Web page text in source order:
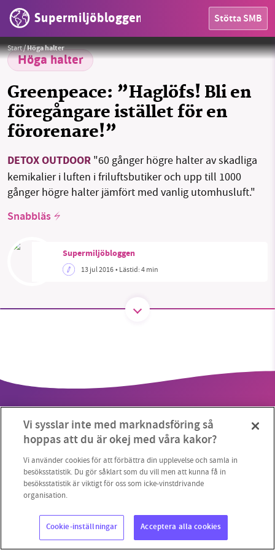
Supermiljöbloggen Stötta SMB
OMRÅDEN
OM OSS
Sök Sparade inlägg Tipsa oss
Facebook Instagram BlueSky
Start/Höga halter
Höga halter
Greenpeace: ”Haglöfs! Bli en
föregångare istället för en
förorenare!”
DETOX OUTDOOR "60 gånger högre halter av skadliga
kemikalier i luften i friluftsbutiker och upp till 1000
gånger högre halter jämfört med vanlig utomhusluft."
Snabbläs
Supermiljöbloggen
13 jul 2016• Lästid:4 min
Copyright 2023 © Supermiljöbloggen Cookieinställningar
starten 2010 har vår ideella redaktion drivit
miljödebatten framåt genom
nyhetsbevakning och granskningar. Nu vill vi
utveckla vårt arbete – och vi hoppas att du
Stötta vårt arbete genom att swisha en slant till
Läs vad vi vill göra
Vi sysslar inte med marknadsföring så
hoppas att du är okej med våra kakor?
Vi använder cookies för att förbättra din upplevelse och samla in
besöksstatistik. Du gör såklart som du vill men att kunna få in
besöksstatistik är viktigt för oss som icke-vinstdrivande
organisation.
Cookie-inställningar Acceptera alla cookies